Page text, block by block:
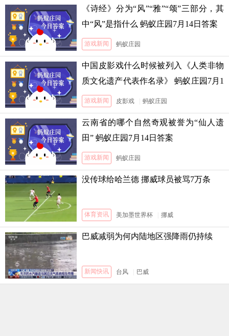
《诗经》分为“风”“雅”“颂”三部分，其
中“风”是指什么 蚂蚁庄园7月14日答案
游戏新闻 蚂蚁庄园
中国皮影戏什么时候被列入《人类非物
质文化遗产代表作名录》 蚂蚁庄园7月1
3日答案
游戏新闻 皮影戏 蚂蚁庄园
云南省的哪个自然奇观被誉为“仙人遗
田” 蚂蚁庄园7月14日答案
游戏新闻 蚂蚁庄园
没传球给哈兰德 挪威球员被骂7万条
体育资讯 美加墨世界杯 挪威
巴威减弱为何内陆地区强降雨仍持续
新闻快讯 台风 巴威